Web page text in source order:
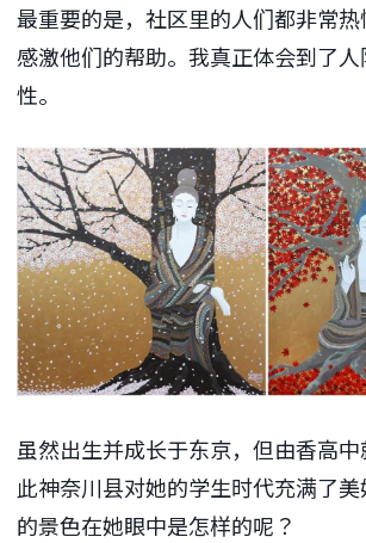
最重要的是，社区里的人们都非常
感激他们的帮助。我真正体会到了
性。
虽然出生并成长于东京，但由香高
此神奈川县对她的学生时代充满了
的景色在她眼中是怎样的呢？